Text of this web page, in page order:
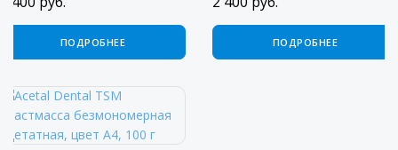
ПОДРОБНЕЕ ПОДРОБНЕЕ